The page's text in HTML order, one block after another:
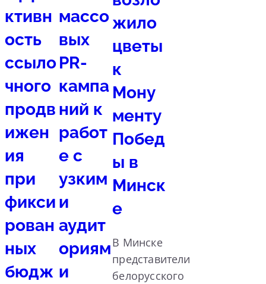
ктивн
ость
ссыло
чного
продв
ижен
ия
при
фикси
рован
ных
бюдж
массо
вых
PR-
кампа
ний к
работ
е с
узким
и
аудит
ориям
и
жило
цветы
к
Мону
менту
Побед
ы в
Минск
е
В Минске
представители
белорусского